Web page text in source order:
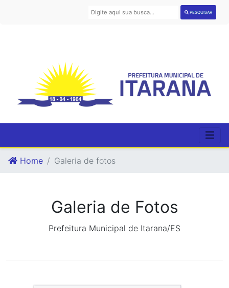
PESQUISAR
Home Galeria de fotos
Galeria de Fotos
Prefeitura Municipal de Itarana/ES